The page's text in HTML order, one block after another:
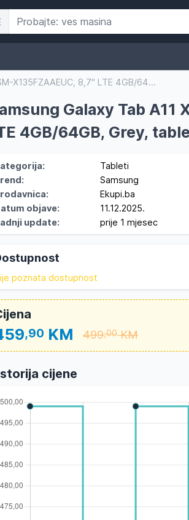
X135FZAAEUC, 8,7" LTE 4GB/64...
Galaxy Tab A11
4GB/64GB, Grey,
Tableti
Samsung
Ekupi.ba
objave:
11.12.2025.
update:
prije 1 mjesec
poznata dostupnost
,90 KM 499,00KM
cijene